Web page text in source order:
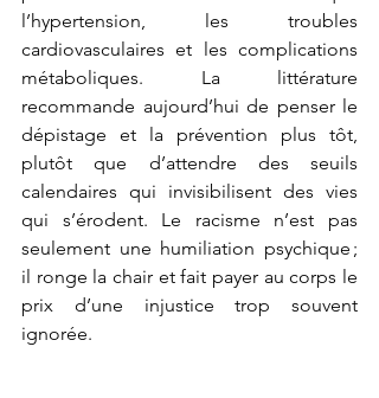
l’hypertension, les troubles
cardiovasculaires et les complications
métaboliques. La littérature
recommande aujourd’hui de penser le
dépistage et la prévention plus tôt,
plutôt que d’attendre des seuils
calendaires qui invisibilisent des vies
qui s’érodent. Le racisme n’est pas
seulement une humiliation psychique ;
il ronge la chair et fait payer au corps le
prix d’une injustice trop souvent
ignorée.